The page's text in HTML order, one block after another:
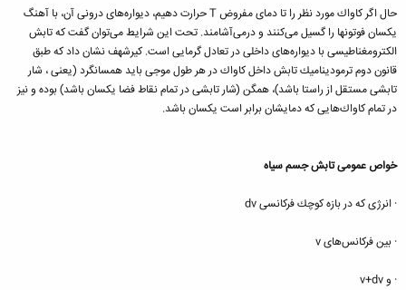
حال اگر كاواك مورد نظر را تا دمای مفروض T حرارت دهیم، دیواره‌های درونی آن، با آهنگ
یكسان فوتونها را گسیل می‌كنند و درمی‌آشامند. تحت این شرایط می‌توان گفت كه تابش
الكترومغناطیسی با دیواره‌های داخلی در تعادل گرمایی است. كیرشهف نشان داد كه طبق
قانون دوم ترمودینامیك تابش داخل كاواك در هر طول موجی باید همسانگرد (یعنی ، شار
تابشی مستقل از راستا باشد)، همگن (شار تابشی در تمام نقاط فضا یكسان باشد) بوده و نیز
در تمام كاواك‌هایی كه دمایشان برابر است یكسان باشد.
خواص عمومی تابش جسم سیاه
· انرژی كه در بازه كوچك فركانسی dv
· بین فركانس‌های v
· و v+dv